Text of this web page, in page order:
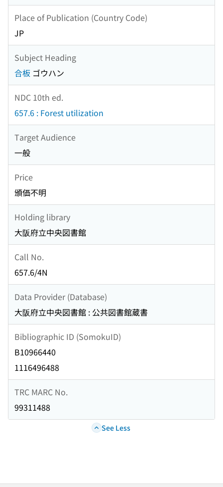
Place of Publication (Country Code)
JP
Subject Heading
合板 ゴウハン
NDC 10th ed.
657.6 : Forest utilization
Target Audience
一般
Price
頒価不明
Holding library
大阪府立中央図書館
Call No.
657.6/4N
Data Provider (Database)
大阪府立中央図書館 : 公共図書館蔵書
Bibliographic ID (SomokuID)
B10966440
1116496488
TRC MARC No.
99311488
See Less